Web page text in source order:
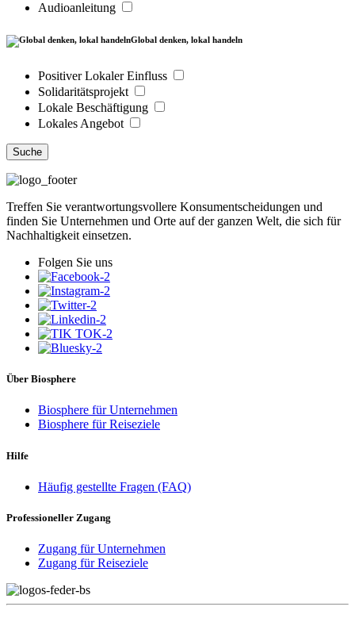
Audioanleitung
Global denken, lokal handeln
Positiver Lokaler Einfluss
Solidaritätsprojekt
Lokale Beschäftigung
Lokales Angebot
Suche
Treffen Sie verantwortungsvollere Konsumentscheidungen und
finden Sie Unternehmen und Orte auf der ganzen Welt, die sich für
Nachhaltigkeit einsetzen.
Folgen Sie uns
Über Biosphere
Biosphere für Unternehmen
Biosphere für Reiseziele
Hilfe
Häufig gestellte Fragen (FAQ)
Professioneller Zugang
Zugang für Unternehmen
Zugang für Reiseziele